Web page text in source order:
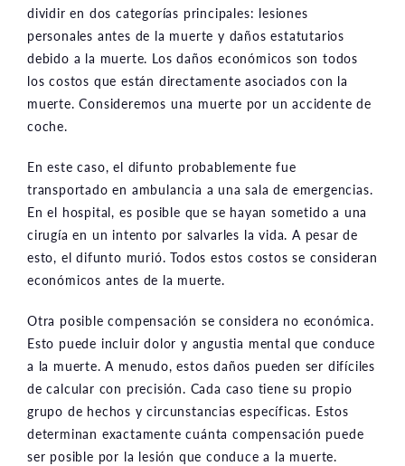
dividir en dos categorías principales: lesiones
personales antes de la muerte y daños estatutarios
debido a la muerte. Los daños económicos son todos
los costos que están directamente asociados con la
muerte. Consideremos una muerte por un accidente de
coche.
En este caso, el difunto probablemente fue
transportado en ambulancia a una sala de emergencias.
En el hospital, es posible que se hayan sometido a una
cirugía en un intento por salvarles la vida. A pesar de
esto, el difunto murió. Todos estos costos se consideran
económicos antes de la muerte.
Otra posible compensación se considera no económica.
Esto puede incluir dolor y angustia mental que conduce
a la muerte. A menudo, estos daños pueden ser difíciles
de calcular con precisión. Cada caso tiene su propio
grupo de hechos y circunstancias específicas. Estos
determinan exactamente cuánta compensación puede
ser posible por la lesión que conduce a la muerte.